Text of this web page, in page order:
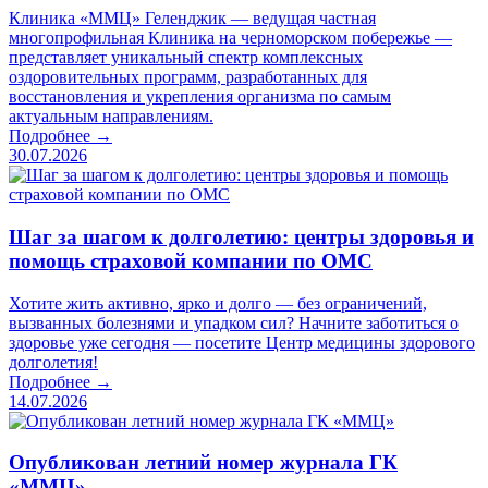
Клиника «ММЦ» Геленджик — ведущая частная
многопрофильная Клиника на черноморском побережье —
представляет уникальный спектр комплексных
оздоровительных программ, разработанных для
восстановления и укрепления организма по самым
актуальным направлениям.
Подробнее →
30.07.2026
Шаг за шагом к долголетию: центры здоровья и
помощь страховой компании по ОМС
Хотите жить активно, ярко и долго — без ограничений,
вызванных болезнями и упадком сил? Начните заботиться о
здоровье уже сегодня — посетите Центр медицины здорового
долголетия!
Подробнее →
14.07.2026
Опубликован летний номер журнала ГК